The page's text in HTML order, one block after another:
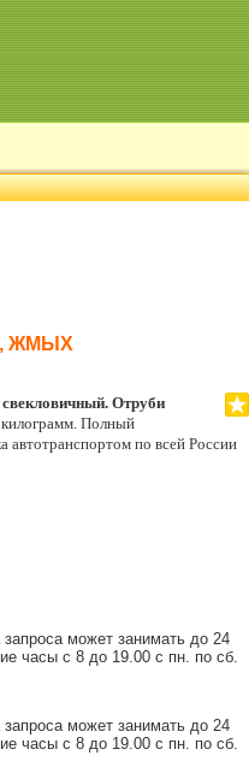
ЖМЫХ
Отруби
Полный
автотранспортом по всей России
может занимать до 24
часы с 8 до 19.00 с пн. по сб.
может занимать до 24
часы с 8 до 19.00 с пн. по сб.